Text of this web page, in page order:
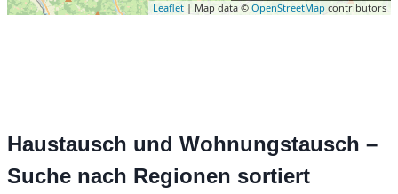
Leaflet | Map data © OpenStreetMap contributors
Haustausch und Wohnungstausch –
Suche nach Regionen sortiert